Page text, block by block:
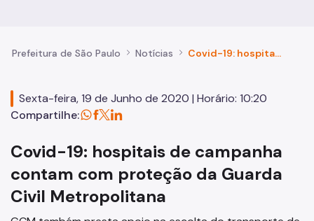
Prefeitura de São Paulo Notícias Covid-19: hospitais de campanha contam com proteção da Guarda Civil Metropolitana
Sexta-feira, 19 de Junho de 2020 | Horário: 10:20
Compartilhe:
Covid-19: hospitais de campanha
contam com proteção da Guarda
Civil Metropolitana